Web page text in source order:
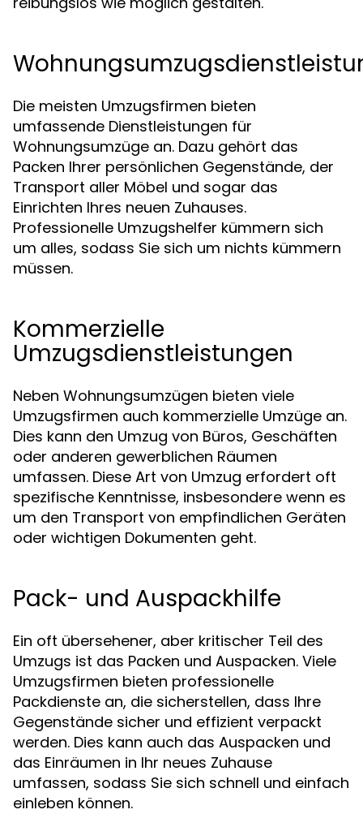
Die meisten Umzugsfirmen bieten
umfassende Dienstleistungen für
Wohnungsumzüge an. Dazu gehört das
Packen Ihrer persönlichen Gegenstände, der
Transport aller Möbel und sogar das
Einrichten Ihres neuen Zuhauses.
Professionelle Umzugshelfer kümmern sich
um alles, sodass Sie sich um nichts kümmern
müssen.
Kommerzielle
Umzugsdienstleistungen
Neben Wohnungsumzügen bieten viele
Umzugsfirmen auch kommerzielle Umzüge an.
Dies kann den Umzug von Büros, Geschäften
oder anderen gewerblichen Räumen
umfassen. Diese Art von Umzug erfordert oft
spezifische Kenntnisse, insbesondere wenn es
um den Transport von empfindlichen Geräten
oder wichtigen Dokumenten geht.
Pack- und Auspackhilfe
Ein oft übersehener, aber kritischer Teil des
Umzugs ist das Packen und Auspacken. Viele
Umzugsfirmen bieten professionelle
Packdienste an, die sicherstellen, dass Ihre
Gegenstände sicher und effizient verpackt
werden. Dies kann auch das Auspacken und
das Einräumen in Ihr neues Zuhause
umfassen, sodass Sie sich schnell und einfach
einleben können.